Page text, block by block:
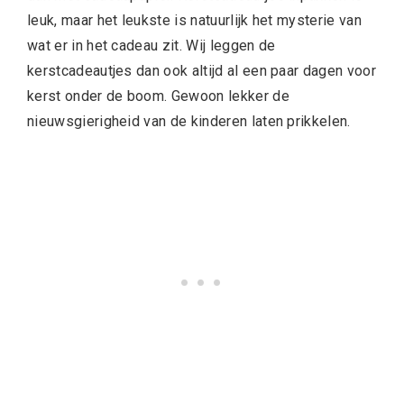
leuk, maar het leukste is natuurlijk het mysterie van
wat er in het cadeau zit. Wij leggen de
kerstcadeautjes dan ook altijd al een paar dagen voor
kerst onder de boom. Gewoon lekker de
nieuwsgierigheid van de kinderen laten prikkelen.